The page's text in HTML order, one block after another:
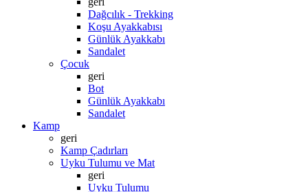
Dağcılık - Trekking
Koşu Ayakkabısı
Günlük Ayakkabı
Sandalet
Çocuk
geri
Bot
Günlük Ayakkabı
Sandalet
Kamp
geri
Kamp Çadırları
Uyku Tulumu ve Mat
geri
Uyku Tulumu